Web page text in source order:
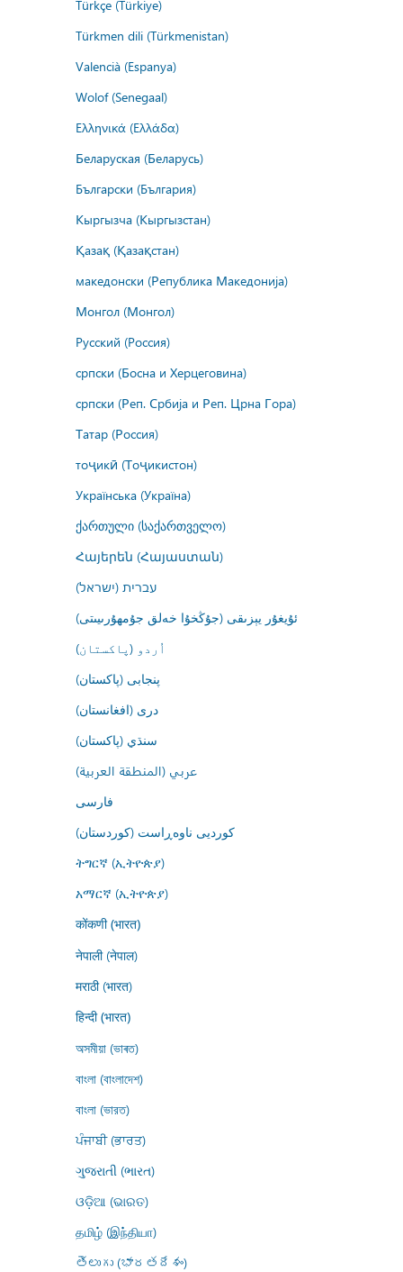
Türkçe (Türkiye)
Türkmen dili (Türkmenistan)
Valencià (Espanya)
Wolof (Senegaal)
Ελληνικά (Ελλάδα)
Беларуская (Беларусь)
Български (България)
Кыргызча (Кыргызстан)
Қазақ (Қазақстан)
македонски (Република Македонија)
Монгол (Монгол)
Русский (Россия)
српски (Босна и Херцеговина)
српски (Реп. Србија и Реп. Црна Гора)
Татар (Россия)
тоҷикӣ (Тоҷикистон)
Українська (Україна)
ქართული (საქართველო)
Հայերեն (Հայաստան)
עברית (ישראל)
ئۇيغۇر يېزىقى (جۇڭخۇا خەلق جۇمھۇرىيىتى)
اُردو (پاکستان)
پنجابی (پاکستان)
درى (افغانستان)
سنڌي (پاکستان)
عربي (المنطقة العربية)
فارسى
کوردیی ناوەڕاست (کوردستان)
ትግርኛ (ኢትዮጵያ)
አማርኛ (ኢትዮጵያ)
कोंकणी (भारत)
नेपाली (नेपाल)
मराठी (भारत)
हिन्दी (भारत)
অসমীয়া (ভাৰত)
বাংলা (বাংলাদেশ)
বাংলা (ভারত)
ਪੰਜਾਬੀ (ਭਾਰਤ)
ગુજરાતી (ભારત)
ଓଡ଼ିଆ (ଭାରତ)
தமிழ் (இந்தியா)
తెలుగు (భారతదేశం)